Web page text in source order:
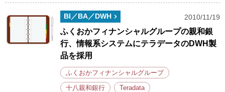
BI／BA／DWH 2010/11/19
ふくおかフィナンシャルグループの親和銀
行、情報系システムにテラデータのDWH製
品を採用
ふくおかフィナンシャルグループ
十八親和銀行 Teradata